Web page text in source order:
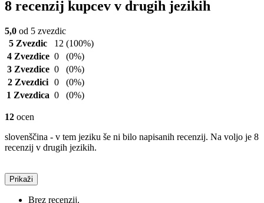
8 recenzij kupcev v drugih jezikih
5,0 od 5 zvezdic
5 Zvezdic
12 (100%)
4 Zvezdice 0
(0%)
3 Zvezdice 0
(0%)
2 Zvezdici 0
(0%)
1 Zvezdica 0 (0%)
12 ocen
slovenščina - v tem jeziku še ni bilo napisanih recenzij. Na voljo je 8
recenzij v drugih jezikih.
Prikaži
Brez recenzij.